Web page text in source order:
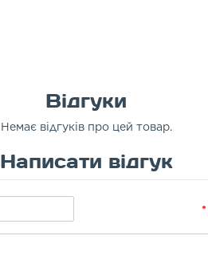
Відгуки
Немає відгуків про цей товар.
Написати відгук